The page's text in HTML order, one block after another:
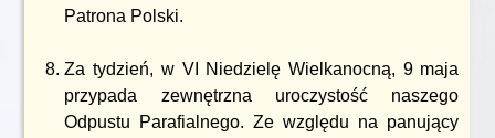
Patrona Polski.
Za tydzień, w VI Niedzielę Wielkanocną, 9 maja
przypada zewnętrzna uroczystość naszego
Odpustu Parafialnego. Ze względu na panujący